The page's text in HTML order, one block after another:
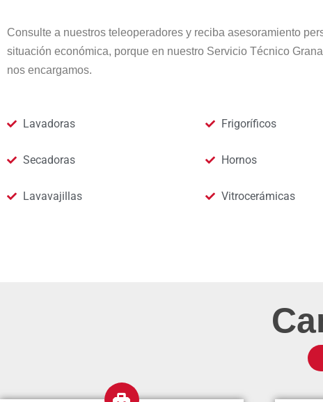
Consulte a nuestros teleoperadores y reciba asesoramiento
situación económica, porque en nuestro Servicio Técnico
nos encargamos.
Lavadoras
Secadoras
Lavavajillas
Frigoríficos
Hornos
Vitrocerámicas